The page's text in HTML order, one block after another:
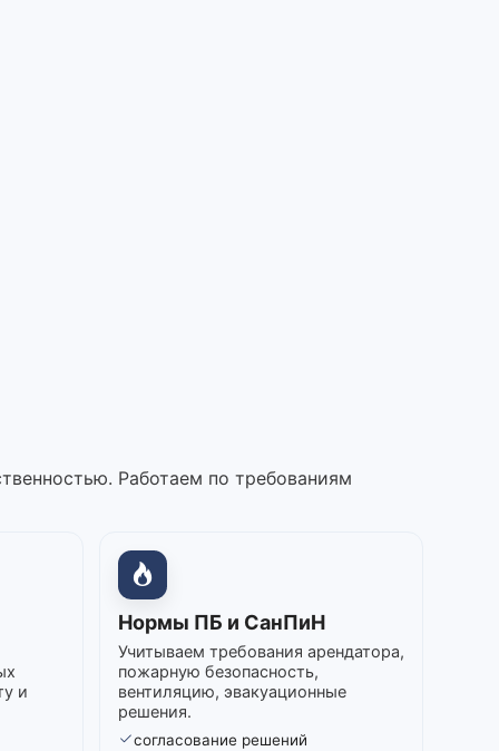
Работаем по требованиям
и
Нормы ПБ и СанПиН
Учитываем требования арендатора,
пожарную безопасность,
вентиляцию, эвакуационные
решения.
согласование решений